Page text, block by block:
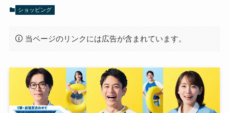
ショッピング
当ページのリンクには広告が含まれています。